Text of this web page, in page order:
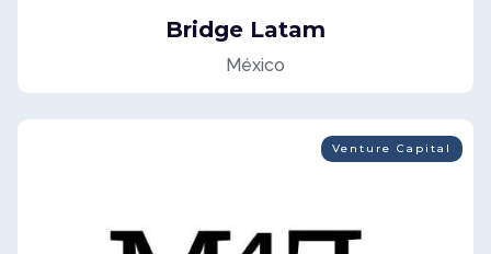
Bridge Latam
México
Venture Capital